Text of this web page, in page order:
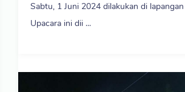
Sabtu, 1 Juni 2024 dilakukan di
Upacara ini dii ...